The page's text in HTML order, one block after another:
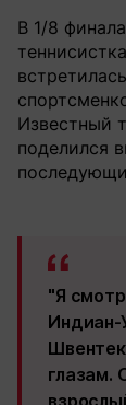
В 1/8
Известный
поделился
"Я
Индиан-
глазам.